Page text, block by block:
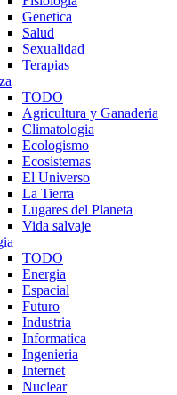
Genetica
Salud
Sexualidad
Terapias
TODO
Agricultura y Ganaderia
Climatologia
Ecologismo
Ecosistemas
El Universo
La Tierra
Lugares del Planeta
Vida salvaje
TODO
Energia
Espacial
Futuro
Industria
Informatica
Ingenieria
Internet
Nuclear